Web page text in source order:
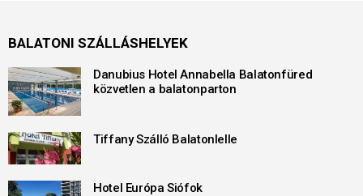
BALATONI SZÁLLÁSHELYEK
Danubius Hotel Annabella Balatonfüred
közvetlen a balatonparton
Tiffany Szálló Balatonlelle
Hotel Európa Siófok